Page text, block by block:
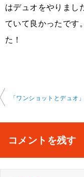
はデュオをやりまし
ていて良かったです
た！
投
ビ
コメントを残す